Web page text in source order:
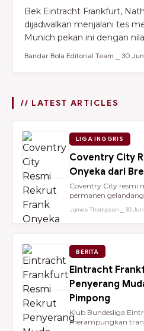
Bek Eintracht Frankfurt,
dijadwalkan menjalani tes
Munich pekan ini dengan
Bandar Bola Editorial Team ⎯ 30
// LATEST ARTICLES
LIGA INGGRIS
Coventry City
Onyeka dari
Coventry City resmi
permanen
James Thompson ⎯ 30
BERITA
Eintracht
Penyerang
Pimpong
Klub Bundesliga
merampungkan